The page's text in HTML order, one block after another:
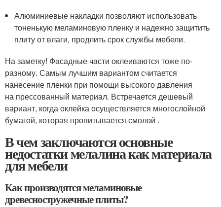
Алюминиевые накладки позволяют использовать
тоненькую меламиновую пленку и надежно защитить
плиту от влаги, продлить срок службы мебели.
На заметку! Фасадные части оклеиваются тоже по-
разному. Самым лучшим вариантом считается
нанесение пленки при помощи высокого давления
на прессованный материал. Встречается дешевый
вариант, когда оклейка осуществляется многослойной
бумагой, которая пропитывается смолой .
В чем заключаются основные
недостатки мелалина как материала
для мебели
Как производятся меламиновые
древесностружечные плиты?